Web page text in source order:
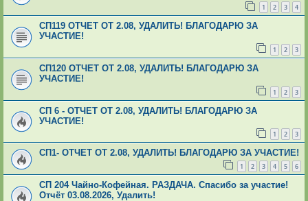
1 2 3 4
СП119 ОТЧЕТ ОТ 2.08, УДАЛИТЬ! БЛАГОДАРЮ ЗА
УЧАСТИЕ!
1 2 3
СП120 ОТЧЕТ ОТ 2.08, УДАЛИТЬ! БЛАГОДАРЮ ЗА
УЧАСТИЕ!
1 2 3
СП 6 - ОТЧЕТ ОТ 2.08, УДАЛИТЬ! БЛАГОДАРЮ ЗА
УЧАСТИЕ!
1 2 3
СП1- ОТЧЕТ ОТ 2.08, УДАЛИТЬ! БЛАГОДАРЮ ЗА УЧАСТИЕ!
1 2 3 4 5 6
СП 204 Чайно-Кофейная. РАЗДАЧА. Спасибо за участие!
Отчёт 03.08.2026, Удалить!